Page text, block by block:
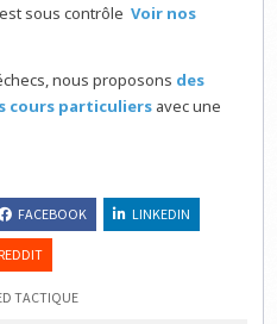
sous contrôleVoir nos
nous proposons des
cours particuliers avec une
FACEBOOK LINKEDIN
REDDIT
TACTIQUE